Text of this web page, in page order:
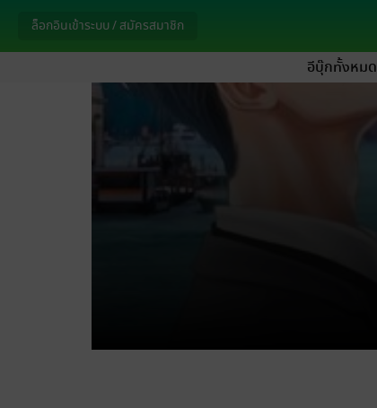
ล็อกอินเข้าระบบ / สมัครสมาชิก
อีบุ๊กทั้งหมด